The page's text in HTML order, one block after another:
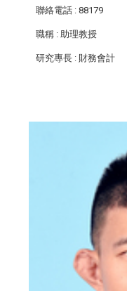
聯絡電話 : 88179
職稱 : 助理教授
研究專長 : 財務會計